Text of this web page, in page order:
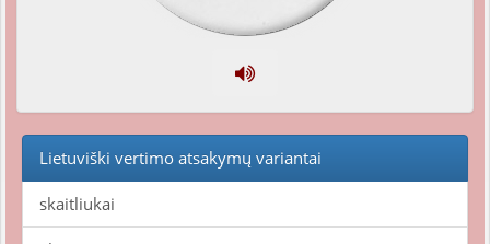
Lietuviški vertimo atsakymų variantai
skaitliukai